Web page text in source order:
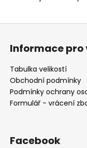
Z
Informace pro
Tabulka velikostí
Obchodní podmínky
Podmínky ochrany
Formulář - vrácení
Facebook